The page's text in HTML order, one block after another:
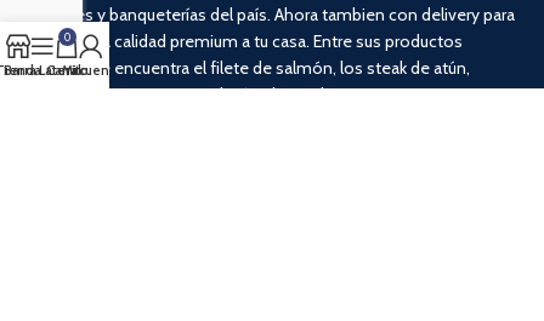
restaurantes y banqueterías del país. Ahora tambien con delivery para
llevar la misma calidad premium a tu casa. Entre sus productos
destacados se encuentra el filete de salmón, los steak de atún,
camarones ecuatorianos y salmón ahumado entre otros.
Barra Lateral
0
Carrito
Mi cuenta